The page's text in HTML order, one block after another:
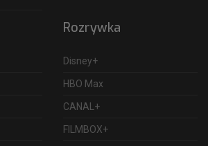
Rozrywka
Disney+
HBO Max
CANAL+
FILMBOX+